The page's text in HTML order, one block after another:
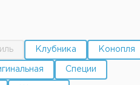
Клубника Конопля
Специи